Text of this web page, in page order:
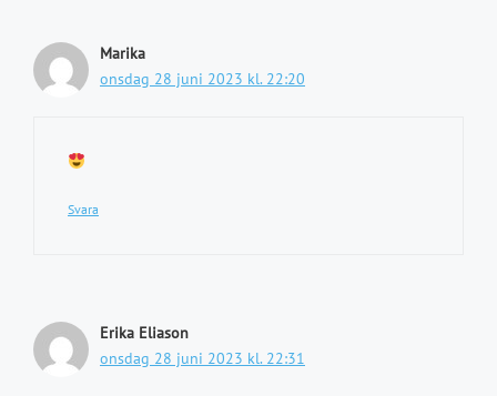
Marika
onsdag 28 juni 2023 kl. 22:20
Svara
Erika Eliason
onsdag 28 juni 2023 kl. 22:31